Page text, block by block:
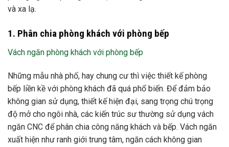
và xa lạ.
1. Phân chia phòng khách với phòng bếp
Vách ngăn phòng khách với phòng bếp
Những mẫu nhà phố, hay chung cư thì việc thiết kế phòng
bếp liền kề với phòng khách đã quá phổ biến. Để đảm bảo
không gian sử dụng, thiết kế hiện đại, sang trọng chú trọng
độ mở cho ngôi nhà, các kiến ​​trúc sư thường sử dụng vách
ngăn CNC để phân chia công năng khách và bếp. Vách ngăn
xuất hiện như ranh giới trung tâm, ngăn cách không gian